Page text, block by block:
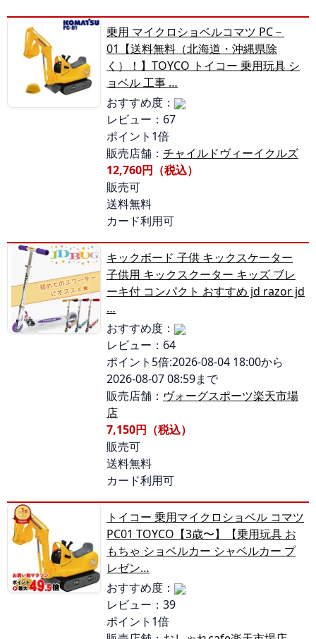
乗用 マイクロショベルコマツ PC－
01【送料無料（北海道・沖縄県除
く）！】TOYCO トイコー 乗用玩具 シ
ョベル 工事 …
おすすめ度：
レビュー：67
ポイント1倍
販売店舗： チャイルドヴィーイクルズ
12,760円（税込）
販売可
送料無料
カード利用可
キックボード 子供 キックスケーター
子供用 キックスクーター キッズ ブレ
ーキ付 コンパクト おすすめ jd razor jd
…
おすすめ度：
レビュー：64
ポイント5倍:2026-08-04 18:00から
2026-08-07 08:59まで
販売店舗： ヴォーグスポーツ楽天市場
店
7,150円（税込）
販売可
送料無料
カード利用可
トイコー 乗用マイクロショベル コマツ
PC01 TOYCO【3歳〜】【乗用玩具 お
もちゃ ショベルカー シャベルカー プ
レゼン…
おすすめ度：
レビュー：39
ポイント1倍